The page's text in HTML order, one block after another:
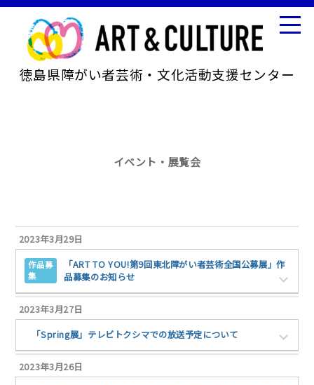
徳島県障がい者芸術・文化活動支援センター
イベント・展覧会
2023年3月29日
作品募
集
「ART TO YOU!第9回東北障がい者芸術全国公募展」作
品募集のお知らせ
2023年3月27日
「Spring展」テレビトクシマでの放送予定について
2023年3月26日